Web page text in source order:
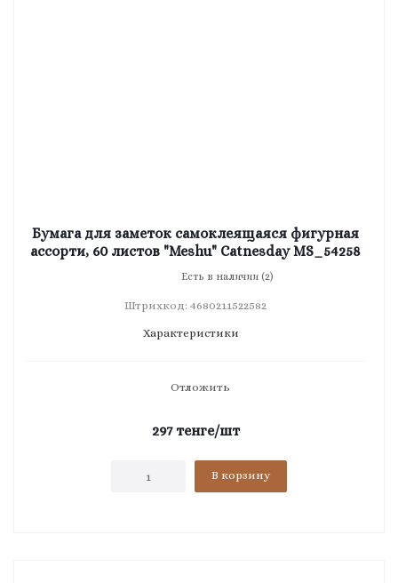
Бумага для заметок самоклеящаяся фигурная
ассорти, 60 листов "Meshu" Catnesday MS_54258
Есть в наличии (2)
Штрихкод: 4680211522582
Характеристики
Отложить
297тенге/шт
В корзину